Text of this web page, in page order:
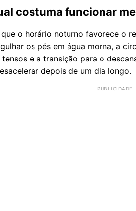
costuma funcionar
o horário noturno favorece o
os pés em água morna, a
e a transição para o
depois de um dia longo.